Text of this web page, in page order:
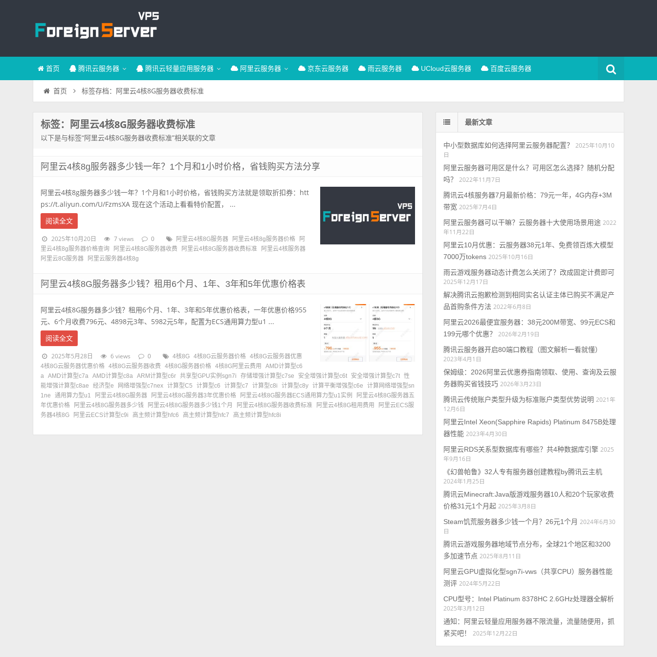
首页 腾讯云服务器 腾讯云轻量应用服务器 阿里云服务器 京东云服务器 雨云服务器 UCloud云服务器 百度云服务器
首页 标签存档：阿里云4核8G服务器收费标准
标签：阿里云4核8G服务器收费标准
以下是与标签“阿里云4核8G服务器收费标准”相关联的文章
阿里云4核8g服务器多少钱一年？1个月和1小时价格，省钱购买方法分享
阿里云4核8g服务器多少钱一年？1个月和1小时价格，省钱购买方法就是领取折扣券：htt
ps://t.aliyun.com/U/FzmsXA 现在这个活动上看看特价配置， ...
阅读全文
2025年10月20日 7 views 0 阿里云4核8G服务器 阿里云4核8g服务器价格
阿
里云4核8g服务器价格查询
阿里云4核8G服务器收费 阿里云4核8G服务器收费标准
阿里云4核服务器
阿里云8G服务器
阿里云服务器4核8g
阿里云4核8G服务器多少钱？租用6个月、1年、3年和5年优惠价格表
阿里云4核8G服务器多少钱？租用6个月、1年、3年和5年优惠价格表，一年优惠价格955
元、6个月收费796元、4898元3年、5982元5年，配置为ECS通用算力型u1 ...
阅读全文
2025年5月28日 6 views 0 4核8G 4核8G云服务器价格 4核8G云服务器优惠
4核8G云服务器优惠价格 4核8G云服务器收费 4核8G服务器价格 4核8G阿里云费用
AMD计算型c6
a AMD计算型c7a AMD计算型c8a ARM计算型c6r 共享型GPU实例sgn7i 存储增强计算型c7se 安全增强计算型c6t 安全增强计算型c7t 性
能增强计算型c8ae
经济型e 网络增强型c7nex 计算型C5 计算型c6 计算型c7 计算型c8i 计算型c8y 计算平衡增强型c6e
计算网络增强型sn
1ne
通用算力型u1 阿里云4核8G服务器 阿里云4核8G服务器3年优惠价格 阿里云4核8G服务器ECS通用算力型u1实例
阿里云4核8G服务器五
年优惠价格
阿里云4核8G服务器多少钱 阿里云4核8G服务器多少钱1个月 阿里云4核8G服务器收费标准 阿里云4核8G租用费用
阿里云ECS服
务器4核8G
阿里云ECS计算型c9i 高主频计算型hfc6 高主频计算型hfc7 高主频计算型hfc8i
最新文章
中小型数据库如何选择阿里云服务器配置？
2025年10月10
日
阿里云服务器可用区是什么？可用区怎么选择？随机分配
吗？
2022年11月7日
腾讯云4核服务器7月最新价格：79元一年，4G内存+3M
带宽 2025年7月4日
阿里云服务器可以干嘛？云服务器十大使用场景用途 2022
年11月22日
阿里云10月优惠：云服务器38元1年、免费领百炼大模型
7000万tokens 2025年10月16日
雨云游戏服务器动态计费怎么关闭了？改成固定计费即可
2025年12月17日
解决腾讯云抱歉检测到相同实名认证主体已购买不满足产
品首购条件方法 2022年6月8日
阿里云2026最便宜服务器：38元200M带宽、99元ECS和
199元哪个优惠？
2026年2月19日
腾讯云服务器开启80端口教程（图文解析一看就懂）
2023年4月1日
保姆级：2026阿里云优惠券指南领取、使用、查询及云服
务器购买省钱技巧 2026年3月23日
腾讯云传统账户类型升级为标准账户类型优势说明 2021年
12月6日
阿里云Intel Xeon(Sapphire Rapids) Platinum 8475B处理
器性能 2023年4月30日
阿里云RDS关系型数据库有哪些？共4种数据库引擎 2025
年9月16日
《幻兽帕鲁》32人专有服务器创建教程by腾讯云主机
2024年1月25日
腾讯云Minecraft:Java版游戏服务器10人和20个玩家收费
价格31元1个月起 2025年3月8日
Steam饥荒服务器多少钱一个月？26元1个月 2024年6月30
日
腾讯云游戏服务器地域节点分布，全球21个地区和3200
多加速节点 2025年8月11日
阿里云GPU虚拟化型sgn7i-vws（共享CPU）服务器性能
测评 2024年5月22日
CPU型号：Intel Platinum 8378HC 2.6GHz处理器全解析
2025年3月12日
通知：阿里云轻量应用服务器不限流量，流量随便用，抓
紧买吧！
2025年12月22日